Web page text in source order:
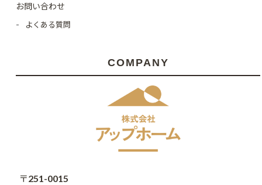
お問い合わせ
よくある質問
COMPANY
〒251-0015